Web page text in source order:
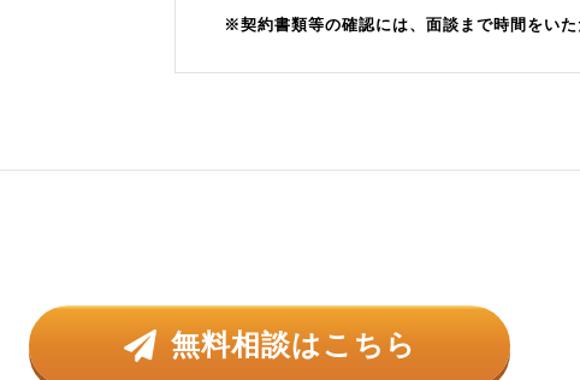
※契約書類等の確認には、面談まで時間をい
無料相談はこちら